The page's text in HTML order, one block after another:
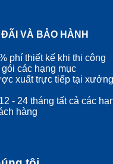
VÀ BẢO HÀNH
phí thiết kế khi thi công
các hạng mục
xuất trực tiếp tại
- 24 tháng tất cả các
hàng